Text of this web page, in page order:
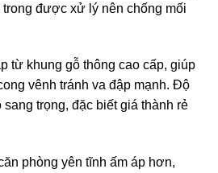
được xử lý nên chống mối
từ khung gỗ thông cao cấp, giúp
vênh tránh va đập mạnh. Độ
sang trọng, đặc biết giá thành rẻ
phòng yên tĩnh ấm áp hơn,